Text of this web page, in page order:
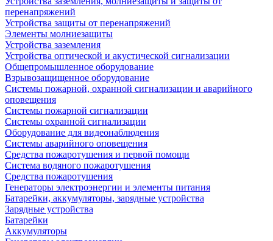
перенапряжений
Устройства защиты от перенапряжений
Элементы молниезащиты
Устройства заземления
Устройства оптической и акустической сигнализации
Общепромышленное оборудование
Взрывозащищенное оборудование
Системы пожарной, охранной сигнализации и аварийного
оповещения
Системы пожарной сигнализации
Системы охранной сигнализации
Оборудование для видеонаблюдения
Системы аварийного оповещения
Средства пожаротушения и первой помощи
Система водяного пожаротушения
Средства пожаротушения
Генераторы электроэнергии и элементы питания
Батарейки, аккумуляторы, зарядные устройства
Зарядные устройства
Батарейки
Аккумуляторы